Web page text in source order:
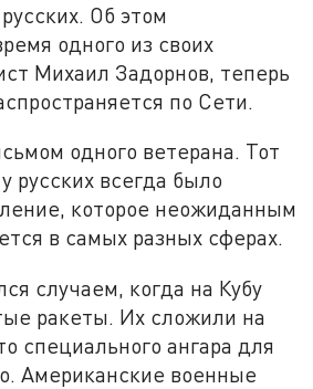
Об этом
одного из своих
Михаил Задорнов, теперь
по Сети.
одного ветерана. Тот
русских всегда было
которое неожиданным
в самых разных сферах.
случаем, когда на Кубу
ракеты. Их сложили на
специального ангара для
Американские военные